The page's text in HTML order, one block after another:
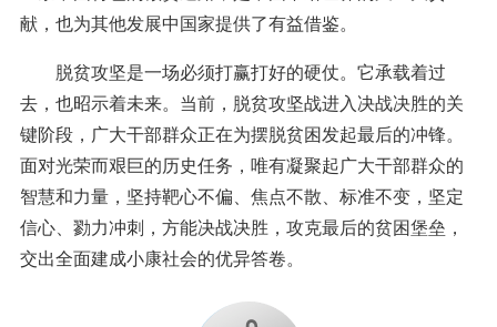
献，也为其他发展中国家提供了有益借鉴。
脱贫攻坚是一场必须打赢打好的硬仗。它承载着过
去，也昭示着未来。当前，脱贫攻坚战进入决战决胜的关
键阶段，广大干部群众正在为摆脱贫困发起最后的冲锋。
面对光荣而艰巨的历史任务，唯有凝聚起广大干部群众的
智慧和力量，坚持靶心不偏、焦点不散、标准不变，坚定
信心、勠力冲刺，方能决战决胜，攻克最后的贫困堡垒，
交出全面建成小康社会的优异答卷。